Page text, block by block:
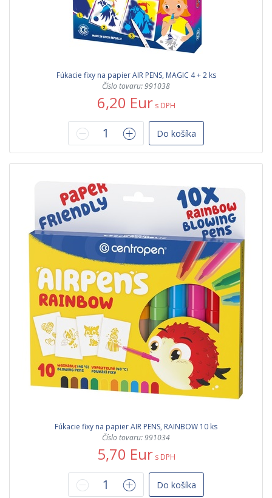
Fúkacie fixy na papier AIR PENS, MAGIC 4 + 2 ks
Číslo tovaru: 991038
6,20 Eur s DPH
Do košíka
Fúkacie fixy na papier AIR PENS, RAINBOW 10 ks
Číslo tovaru: 991034
5,70 Eur s DPH
Do košíka